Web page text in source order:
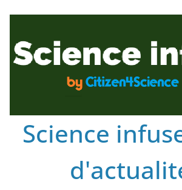
Science